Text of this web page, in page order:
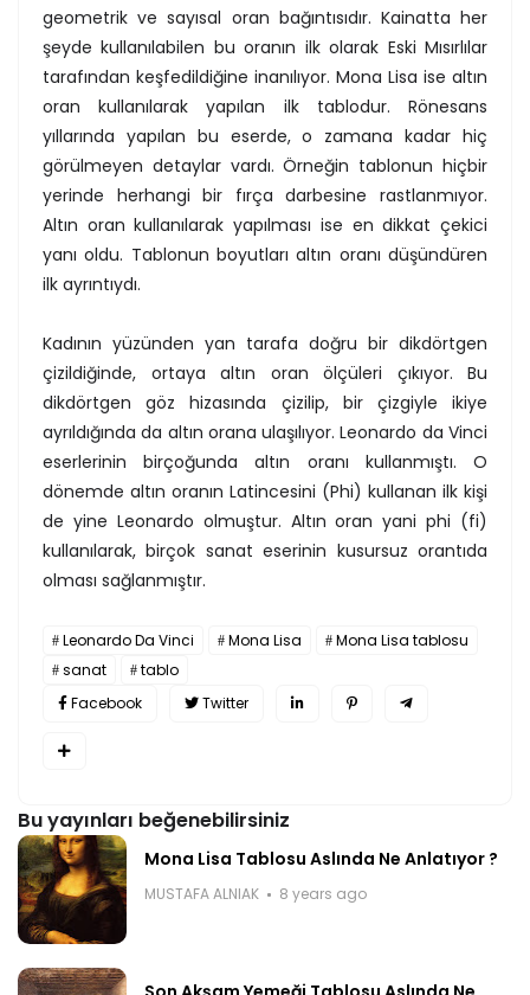
geometrik ve sayısal oran bağıntısıdır. Kainatta her
şeyde kullanılabilen bu oranın ilk olarak Eski Mısırlılar
tarafından keşfedildiğine inanılıyor. Mona Lisa ise altın
oran kullanılarak yapılan ilk tablodur. Rönesans
yıllarında yapılan bu eserde, o zamana kadar hiç
görülmeyen detaylar vardı. Örneğin tablonun hiçbir
yerinde herhangi bir fırça darbesine rastlanmıyor.
Altın oran kullanılarak yapılması ise en dikkat çekici
yanı oldu. Tablonun boyutları altın oranı düşündüren
ilk ayrıntıydı.
Kadının yüzünden yan tarafa doğru bir dikdörtgen
çizildiğinde, ortaya altın oran ölçüleri çıkıyor. Bu
dikdörtgen göz hizasında çizilip, bir çizgiyle ikiye
ayrıldığında da altın orana ulaşılıyor. Leonardo da Vinci
eserlerinin birçoğunda altın oranı kullanmıştı. O
dönemde altın oranın Latincesini (Phi) kullanan ilk kişi
de yine Leonardo olmuştur. Altın oran yani phi (fi)
kullanılarak, birçok sanat eserinin kusursuz orantıda
olması sağlanmıştır.
Leonardo Da Vinci Mona Lisa
Mona Lisa tablosu
sanat
tablo
Facebook
Twitter
Bu yayınları beğenebilirsiniz
Mona Lisa Tablosu Aslında Ne Anlatıyor ?
MUSTAFA ALNIAK 8 years ago